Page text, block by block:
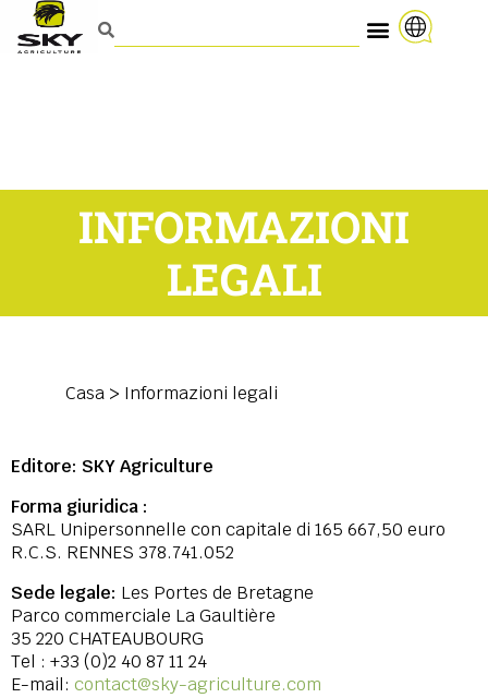
INFORMAZIONI
LEGALI
Casa > Informazioni legali
Editore: SKY Agriculture
Forma giuridica :
SARL Unipersonnelle con capitale di 165 667,50 euro
R.C.S. RENNES 378.741.052
Sede legale: Les Portes de Bretagne
Parco commerciale La Gaultière
35 220 CHATEAUBOURG
Tel : +33 (0)2 40 87 11 24
E-mail: contact@sky-agriculture.com